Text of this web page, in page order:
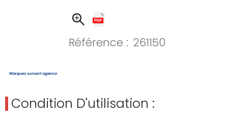
Référence : 261150
Condition D'utilisation :